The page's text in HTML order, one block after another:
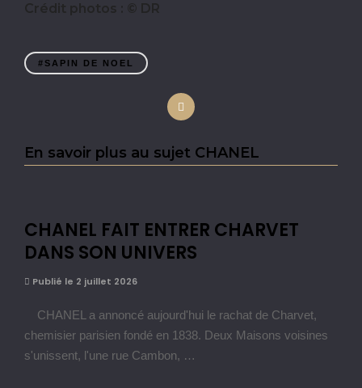
Crédit photos : © DR
#SAPIN DE NOEL
En savoir plus au sujet CHANEL
CHANEL FAIT ENTRER CHARVET
DANS SON UNIVERS
Publié le 2 juillet 2026
CHANEL a annoncé aujourd'hui le rachat de Charvet,
chemisier parisien fondé en 1838. Deux Maisons voisines
s'unissent, l'une rue Cambon, …